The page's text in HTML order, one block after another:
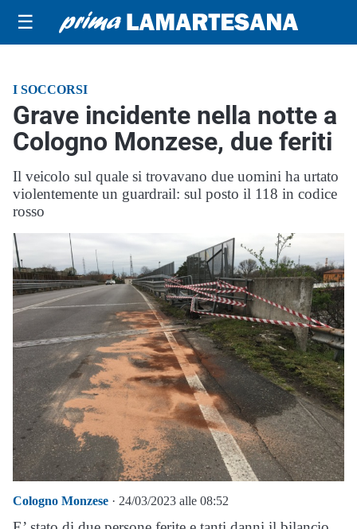
☰
I SOCCORSI
Grave incidente nella notte a
Cologno Monzese, due feriti
Il veicolo sul quale si trovavano due uomini ha urtato
violentemente un guardrail: sul posto il 118 in codice
rosso
Cologno Monzese · 24/03/2023 alle 08:52